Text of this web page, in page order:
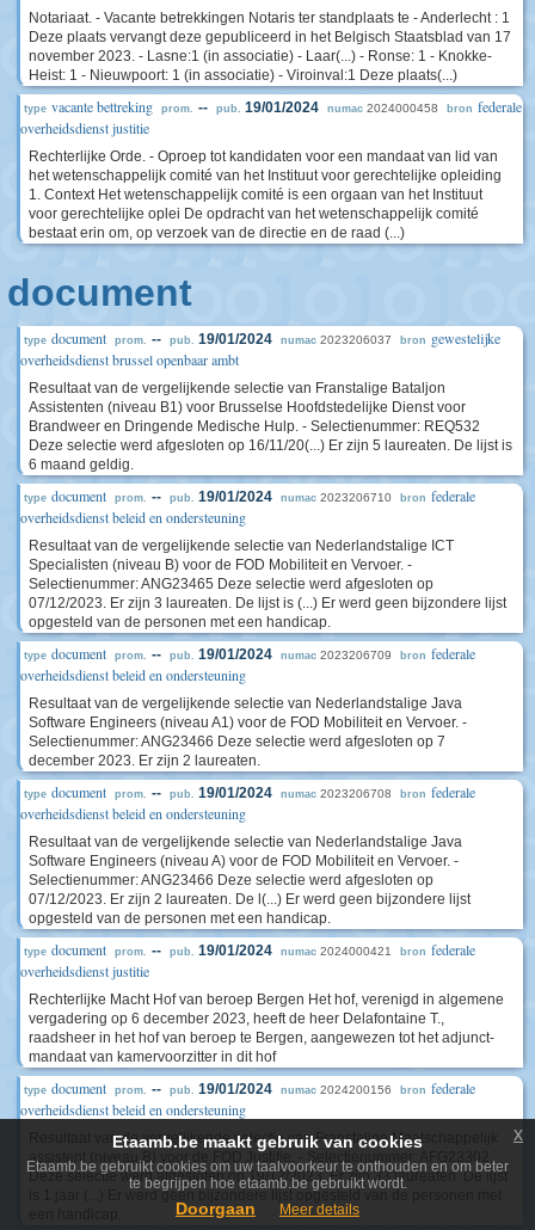
Notariaat. - Vacante betrekkingen Notaris ter standplaats te - Anderlecht : 1
Deze plaats vervangt deze gepubliceerd in het Belgisch Staatsblad van 17
november 2023. - Lasne:1 (in associatie) - Laar(...) - Ronse: 1 - Knokke-
Heist: 1 - Nieuwpoort: 1 (in associatie) - Viroinval:1 Deze plaats(...)
type vacante bettreking prom. -- pub. 19/01/2024 numac 2024000458 bron federale
overheidsdienst justitie
Rechterlijke Orde. - Oproep tot kandidaten voor een mandaat van lid van
het wetenschappelijk comité van het Instituut voor gerechtelijke opleiding
1. Context Het wetenschappelijk comité is een orgaan van het Instituut
voor gerechtelijke oplei De opdracht van het wetenschappelijk comité
bestaat erin om, op verzoek van de directie en de raad (...)
document
type document prom. -- pub. 19/01/2024 numac 2023206037 bron gewestelijke
overheidsdienst brussel openbaar ambt
Resultaat van de vergelijkende selectie van Franstalige Bataljon
Assistenten (niveau B1) voor Brusselse Hoofdstedelijke Dienst voor
Brandweer en Dringende Medische Hulp. - Selectienummer: REQ532
Deze selectie werd afgesloten op 16/11/20(...) Er zijn 5 laureaten. De lijst is
6 maand geldig.
type document prom. -- pub. 19/01/2024 numac 2023206710 bron federale
overheidsdienst beleid en ondersteuning
Resultaat van de vergelijkende selectie van Nederlandstalige ICT
Specialisten (niveau B) voor de FOD Mobiliteit en Vervoer. -
Selectienummer: ANG23465 Deze selectie werd afgesloten op
07/12/2023. Er zijn 3 laureaten. De lijst is (...) Er werd geen bijzondere lijst
opgesteld van de personen met een handicap.
type document prom. -- pub. 19/01/2024 numac 2023206709 bron federale
overheidsdienst beleid en ondersteuning
Resultaat van de vergelijkende selectie van Nederlandstalige Java
Software Engineers (niveau A1) voor de FOD Mobiliteit en Vervoer. -
Selectienummer: ANG23466 Deze selectie werd afgesloten op 7
december 2023. Er zijn 2 laureaten.
type document prom. -- pub. 19/01/2024 numac 2023206708 bron federale
overheidsdienst beleid en ondersteuning
Resultaat van de vergelijkende selectie van Nederlandstalige Java
Software Engineers (niveau A) voor de FOD Mobiliteit en Vervoer. -
Selectienummer: ANG23466 Deze selectie werd afgesloten op
07/12/2023. Er zijn 2 laureaten. De l(...) Er werd geen bijzondere lijst
opgesteld van de personen met een handicap.
type document prom. -- pub. 19/01/2024 numac 2024000421 bron federale
overheidsdienst justitie
Rechterlijke Macht Hof van beroep Bergen Het hof, verenigd in algemene
vergadering op 6 december 2023, heeft de heer Delafontaine T.,
raadsheer in het hof van beroep te Bergen, aangewezen tot het adjunct-
mandaat van kamervoorzitter in dit hof
type document prom. -- pub. 19/01/2024 numac 2024200156 bron federale
overheidsdienst beleid en ondersteuning
Resultaat van de vergelijkende selectie van Franstalige Maatschappelijk
assistent (niveau B) voor de FOD Justitie. - Selectienummer: AFG23302
Deze selectie werd afgesloten op 19/12/2023. Er zijn 33 laureaten. De lijst
is 1 jaar (...) Er werd geen bijzondere lijst opgesteld van de personen met
Etaamb.be maakt gebruik van cookies
Etaamb.be gebruikt cookies om uw taalvoorkeur te onthouden en om beter
te begrijpen hoe etaamb.be gebruikt wordt.
Doorgaan Meer details
x